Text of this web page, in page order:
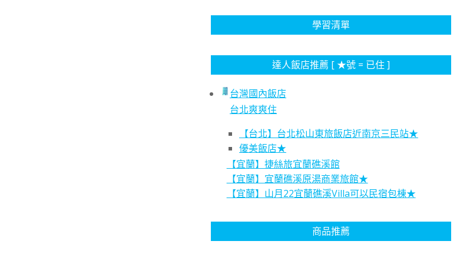
學習清單
達人飯店推薦 [ ★號 = 已住 ]
台灣國內飯店
台北爽爽住
【台北】台北松山東旅飯店近南京三民站★
優美飯店★
【宜蘭】捷絲旅宜蘭礁溪館
【宜蘭】宜蘭礁溪原湯商業旅館★
【宜蘭】山月22宜蘭礁溪Villa可以民宿包棟★
商品推薦